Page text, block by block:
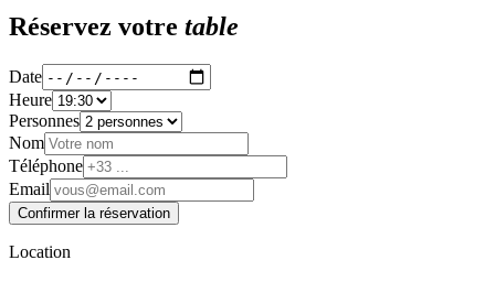
Réservez votre table
Date
Heure
Personnes
Nom
Téléphone
Email
Confirmer la réservation
Location